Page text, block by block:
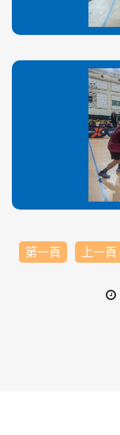
第一頁 上一頁